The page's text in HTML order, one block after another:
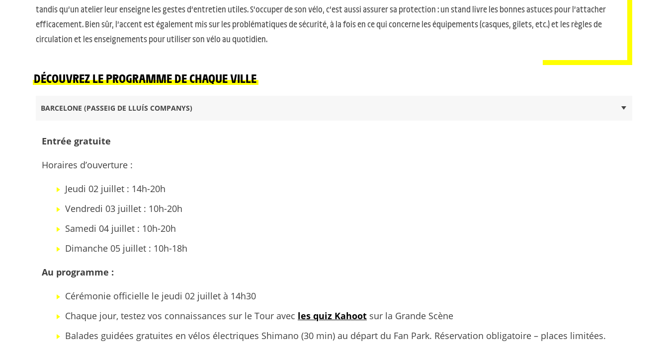
tandis qu’un atelier leur enseigne les gestes d’entretien utiles. S’occuper de son vélo, c’est aussi assurer sa protection : un stand livre les bonnes astuces pour l’attacher
efficacement. Bien sûr, l’accent est également mis sur les problématiques de sécurité, à la fois en ce qui concerne les équipements (casques, gilets, etc.) et les règles de
circulation et les enseignements pour utiliser son vélo au quotidien.
DÉCOUVREZ LE PROGRAMME DE CHAQUE VILLE
BARCELONE (PASSEIG DE LLUÍS COMPANYS)
Entrée gratuite
Horaires d’ouverture :
Jeudi 02 juillet : 14h-20h
Vendredi 03 juillet : 10h-20h
Samedi 04 juillet : 10h-20h
Dimanche 05 juillet : 10h-18h
Au programme :
Cérémonie officielle le jeudi 02 juillet à 14h30
Chaque jour, testez vos connaissances sur le Tour avec les quiz Kahoot sur la Grande Scène
Balades guidées gratuites en vélos électriques Shimano (30 min) au départ du Fan Park. Réservation obligatoire – places limitées.